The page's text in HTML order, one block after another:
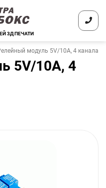
3Д ПЕЧАТИ
модуль 5V/10A, 4 канала
5V/10A, 4